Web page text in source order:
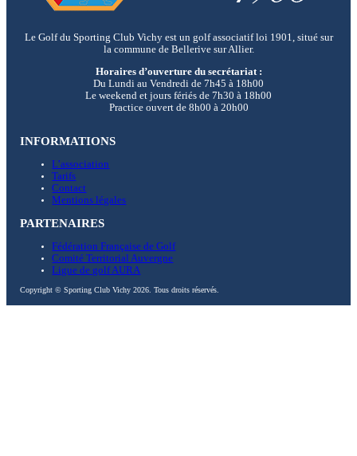
Le Golf du Sporting Club Vichy est un golf associatif loi 1901, situé sur
la commune de Bellerive sur Allier.
Horaires d’ouverture du secrétariat :
Du Lundi au Vendredi de 7h45 à 18h00
Le weekend et jours fériés de 7h30 à 18h00
Practice ouvert de 8h00 à 20h00
INFORMATIONS
L’association
Tarifs
Contact
Mentions légales
PARTENAIRES
Fédération Française de Golf
Comité Territorial Auvergne
Ligue de golf AURA
Copyright © Sporting Club Vichy 2026. Tous droits réservés.